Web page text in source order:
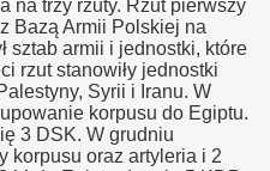
na trzy rzuty. Rzut pierwszy
Bazą Armii Polskiej na
sztab armii i jednostki, które
rzut stanowiły jednostki
Syrii i Iranu. W
korpusu do Egiptu.
3 DSK. W grudniu
korpusu oraz artyleria i 2